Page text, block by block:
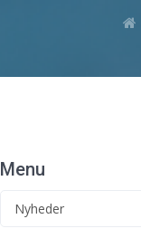
Menu
Nyheder